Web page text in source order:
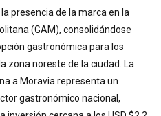
presencia de la marca en la
(GAM), consolidándose
gastronómica para los
zona noreste de la ciudad. La
a Moravia representa un
gastronómico nacional,